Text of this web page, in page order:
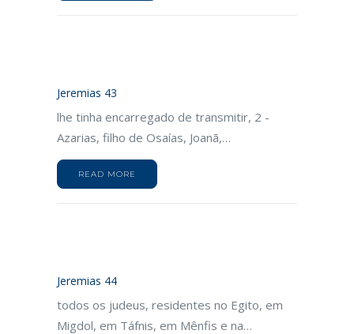
Jeremias 43
lhe tinha encarregado de transmitir, 2 -
Azarias, filho de Osaías, Joanã,…
READ MORE
Jeremias 44
todos os judeus, residentes no Egito, em
Migdol, em Táfnis, em Mênfis e na…